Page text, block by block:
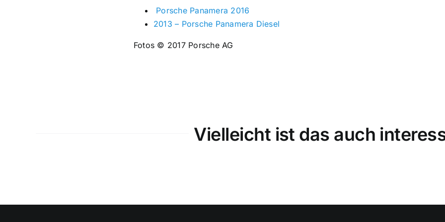
Porsche Panamera 2016
2013 – Porsche Panamera Diesel
Fotos © 2017 Porsche AG
Vielleicht ist das auch